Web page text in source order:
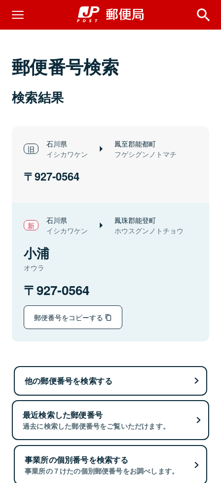
郵便番号検索
検索結果
石川県
イシカワケン
鳳至郡能都町
フゲシグンノトマチ
927-0564
石川県
イシカワケン
鳳珠郡能登町
ホウスグンノトチョウ
小浦
オウラ
927-0564
郵便番号をコピーする
他の郵便番号を検索する
最近検索した郵便番号
過去に検索した郵便番号をご覧いただけます。
事業所の個別番号を検索する
事業所の７けたの個別郵便番号をお調べします。